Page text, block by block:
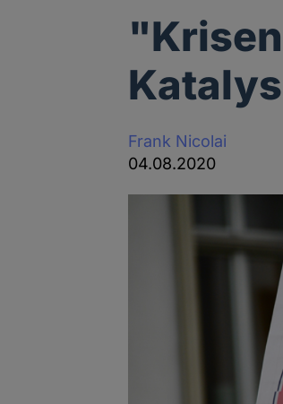
Frank Nicolai
04.08.2020